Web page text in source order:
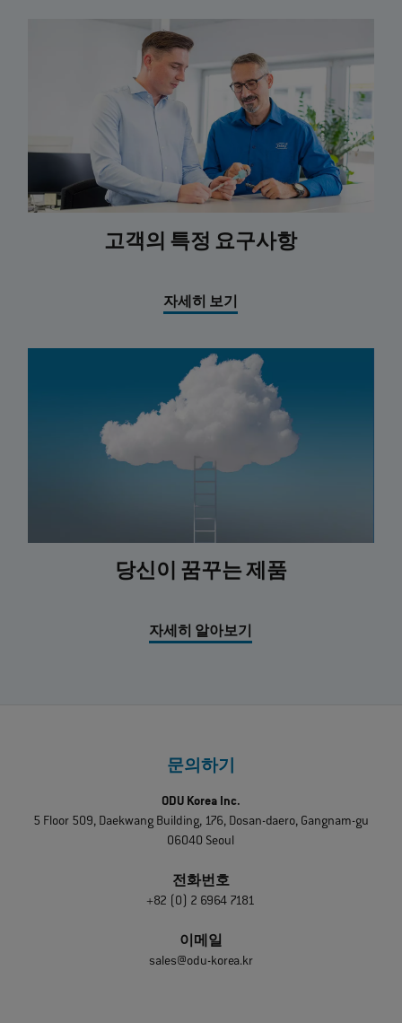
고객의 특정 요구사항
자세히 보기
당신이 꿈꾸는 제품
자세히 알아보기
문의하기
ODU Korea Inc.
5 Floor 509, Daekwang Building, 176, Dosan-daero, Gangnam-gu
06040 Seoul
전화번호
+82 (0) 2 6964 7181
이메일
sales@odu-korea.kr